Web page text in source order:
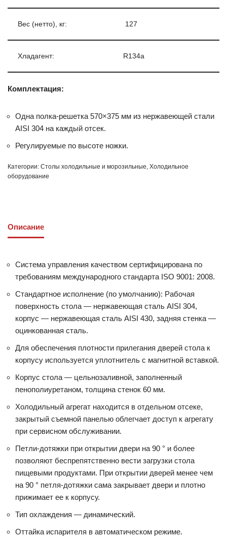
Вес (нетто), кг: 127
Хладагент: R134a
Комплектация:
Одна полка-решетка 570×375 мм из нержавеющей стали
AISI 304 на каждый отсек.
Регулируемые по высоте ножки.
Категории: Столы холодильные и морозильные, Холодильное
оборудование
Описание
Система управления качеством сертифицирована по
требованиям международного стандарта ISO 9001: 2008.
Стандартное исполнение (по умолчанию): Рабочая
поверхность стола — нержавеющая сталь AISI 304,
корпус — нержавеющая сталь AISI 430, задняя стенка —
оцинкованная сталь.
Для обеспечения плотности прилегания дверей стола к
корпусу используется уплотнитель с магнитной вставкой.
Корпус стола — цельнозаливной, заполненный
пенополиуретаном, толщина стенок 60 мм.
Холодильный агрегат находится в отдельном отсеке,
закрытый съемной панелью облегчает доступ к агрегату
при сервисном обслуживании.
Петли-дотяжки при открытии двери на 90 ° и более
позволяют беспрепятственно вести загрузки стола
пищевыми продуктами. При открытии дверей менее чем
на 90 ° петля-дотяжки сама закрывает двери и плотно
прижимает ее к корпусу.
Тип охлаждения — динамический.
Оттайка испарителя в автоматическом режиме.